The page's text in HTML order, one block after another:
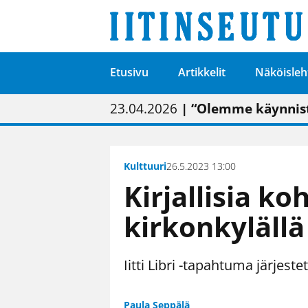
Etusivu Artikkelit
01.02.2026 | Painon
05.02.2026 | Uudistettu
23.04.2026 | “Olemme
09.05.2026| "Maalla on
Kulttuuri26.5.2023 13:00
Kirjallisia
kirkonkylällä
Iitti Libri -tapahtuma
Paula Seppälä